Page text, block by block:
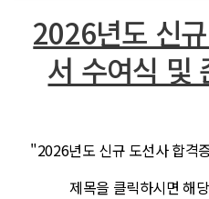
2026년도 신
서 수여식 및
"2026년도 신규 도선사 합격
제목을 클릭하시면 해